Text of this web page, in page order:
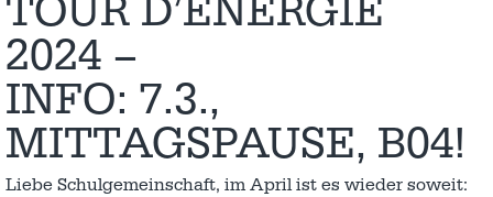
TOUR D’ÉNERGIE
2024 –
INFO: 7.3.,
MITTAGSPAUSE, B04!
Liebe Schulgemeinschaft, im April ist es wieder soweit: